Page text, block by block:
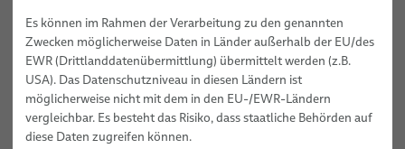
elocab Miniaturkabel
Flachkabel
elocab Endoskopiekabel
Patientenmonitoring-Kabel
Medizinische Einwegkabel
Kabel-Subsysteme
Umspritzte Stecker, Tüllen und Verzweigungen
elocab Endoskopie-Kabelsysteme
PULSAR® - modulare Plattform für medizinische Robotik
ORION Patientenpositioniersystem von BizLink
Beratung, Engineering & Design
Build-to-Print
Systemtechnik / Baugruppenmontage
Individuelle Logistikkonzepte
Computertomographie
Magnetresonanztomographie (MRT)
Chirurgie
Hochfrequenz (HF)-Chirurgie
Roboter- und Computerassistierte Chirurgie (CAS)
Monitoring
EKG, EEG & MEG
Patientenmonitoring
Labordiagnostik
Strahlentherapie
Qualität
Technologien
Forschung & Entwicklung
Publikationen
Publikationen
Umspritzte Stecker, Tüllen und Verzweigungen
Schneller, einfacher und sicherer Einbau durch anschlussfertige
Kabel mit unvertauschbaren Steckern und fixierten
Kabelverlegungspunkten Ein Entwicklungs- und Systempartner
Es können im Rahmen der Verarbeitung zu den genannten
Zwecken möglicherweise Daten in Länder außerhalb der EU/des
EWR (Drittlanddatenübermittlung) übermittelt werden (z.B.
USA). Das Datenschutzniveau in diesen Ländern ist
möglicherweise nicht mit dem in den EU-/EWR-Ländern
vergleichbar. Es besteht das Risiko, dass staatliche Behörden auf
diese Daten zugreifen können.